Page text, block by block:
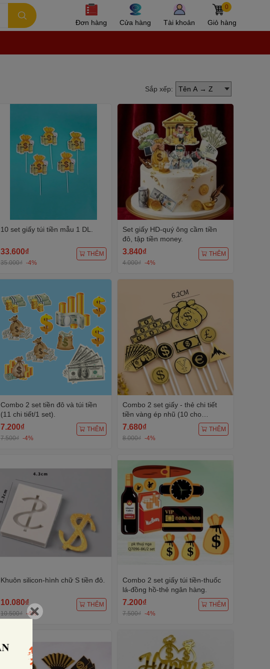
Đơn hàng Cửa hàng Tài khoản
0
Giỏ hàng
Sắp xếp:
10 set giấy túi tiền mẫu 1 DL.
33.600₫
35.000₫ -4%
THÊM
Set giấy HD-quý ông cầm tiền
đô, tập tiền money.
3.840₫
4.000₫ -4%
THÊM
Combo 2 set tiền đô và túi tiền
(11 chi tiết/1 set).
7.200₫
7.500₫ -4%
THÊM
Combo 2 set giấy - thẻ chi tiết
tiền vàng ép nhũ (10 cho
tiết/set).
7.680₫
8.000₫ -4%
THÊM
Khuôn silicon-hình chữ S tiền đô.
10.080₫
10.500₫ -4%
THÊM
Combo 2 set giấy túi tiền-thuốc
lá-đồng hồ-thẻ ngân hàng.
7.200₫
7.500₫ -4%
THÊM